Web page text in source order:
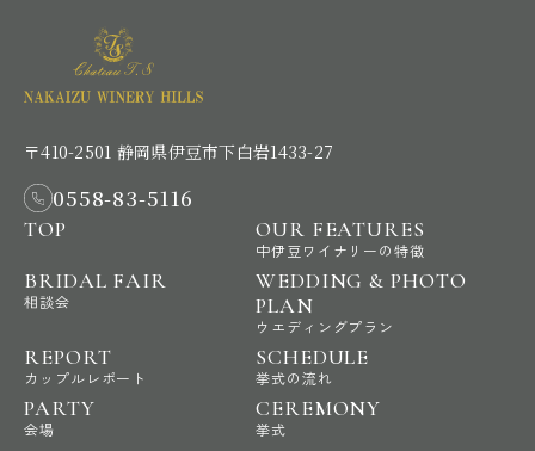
〒410-2501 静岡県伊豆市下白岩1433-27
0558-83-5116
TOP OUR FEATURES
中伊豆ワイナリーの特徴
BRIDAL FAIR
相談会
WEDDING & PHOTO
PLAN
ウエディングプラン
REPORT
カップルレポート
SCHEDULE
挙式の流れ
PARTY
会場
CEREMONY
挙式